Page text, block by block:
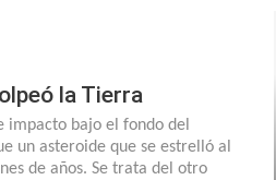
la Tierra
impacto bajo el fondo del
un asteroide que se estrelló al
de años. Se trata del otro